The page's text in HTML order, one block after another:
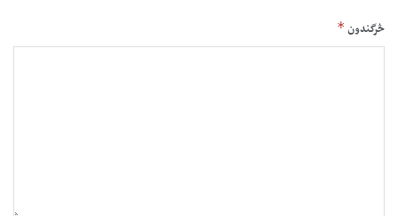
څرگندون*